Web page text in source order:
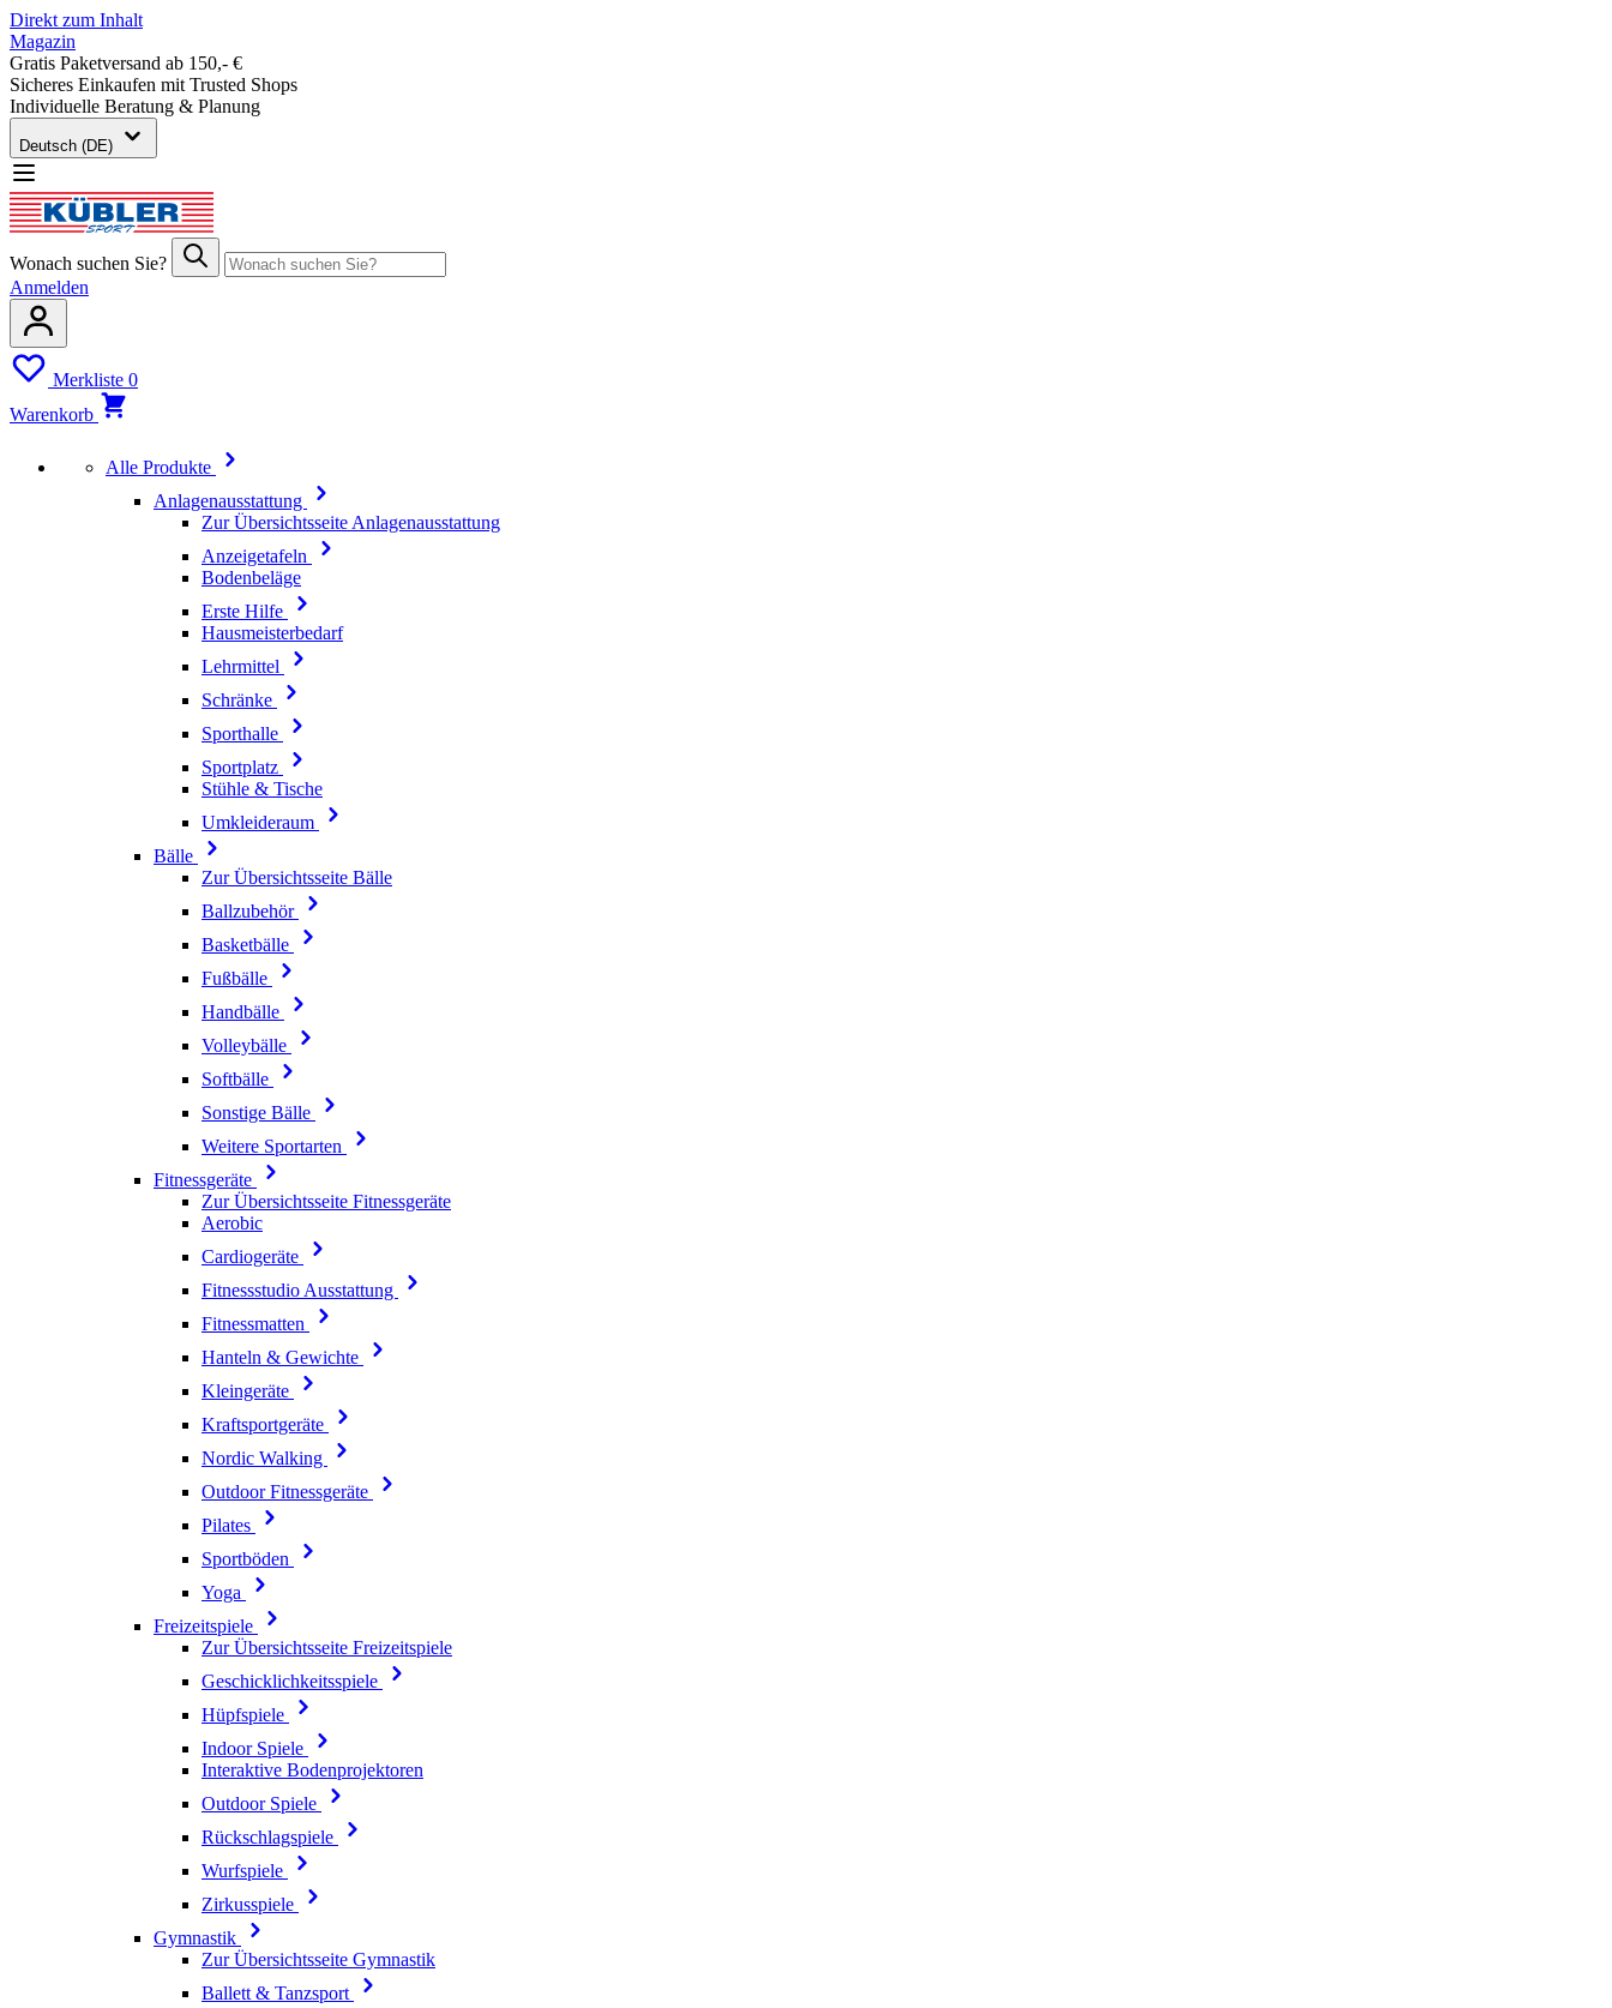
Direkt zum Inhalt
Magazin
Gratis Paketversand ab 150,- €
Sicheres Einkaufen mit Trusted Shops
Individuelle Beratung & Planung
Deutsch (DE)
Wonach suchen Sie?
Anmelden
Merkliste 0
Warenkorb
Alle Produkte
Anlagenausstattung
Zur Übersichtsseite Anlagenausstattung
Anzeigetafeln
Bodenbeläge
Erste Hilfe
Hausmeisterbedarf
Lehrmittel
Schränke
Sporthalle
Sportplatz
Stühle & Tische
Umkleideraum
Bälle
Zur Übersichtsseite Bälle
Ballzubehör
Basketbälle
Fußbälle
Handbälle
Volleybälle
Softbälle
Sonstige Bälle
Weitere Sportarten
Fitnessgeräte
Zur Übersichtsseite Fitnessgeräte
Aerobic
Cardiogeräte
Fitnessstudio Ausstattung
Fitnessmatten
Hanteln & Gewichte
Kleingeräte
Kraftsportgeräte
Nordic Walking
Outdoor Fitnessgeräte
Pilates
Sportböden
Yoga
Freizeitspiele
Zur Übersichtsseite Freizeitspiele
Geschicklichkeitsspiele
Hüpfspiele
Indoor Spiele
Interaktive Bodenprojektoren
Outdoor Spiele
Rückschlagspiele
Wurfspiele
Zirkusspiele
Gymnastik
Zur Übersichtsseite Gymnastik
Ballett & Tanzsport